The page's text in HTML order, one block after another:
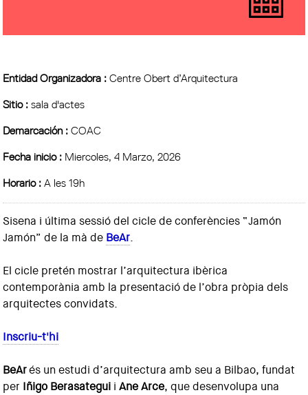
Entidad Organizadora :Centre Obert d’Arquitectura
Sitio :sala d'actes
Demarcación :COAC
Fecha inicio : Miercoles, 4 Marzo, 2026
Horario :A les 19h
Sisena i última sessió del cicle de conferències “Jamón
Jamón” de la mà de BeAr.
El cicle pretén mostrar l’arquitectura ibèrica
contemporània amb la presentació de l’obra pròpia dels
arquitectes convidats.
Inscriu-t'hi
BeArés un estudi d’arquitectura amb seu a Bilbao, fundat
per Iñigo Berasategui i Ane Arce, que desenvolupa una